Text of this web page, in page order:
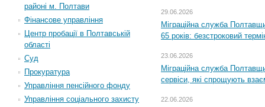
районі м. Полтави
Фінансове управління
Центр пробації в Полтавській
області
Суд
Прокуратура
Управління пенсійного фонду
Управління соціального захисту
29.06.2026
Міграційна служба
65 років: безстроковий
23.06.2026
Міграційна служба
сервіси, які спрощують
22.06.2026